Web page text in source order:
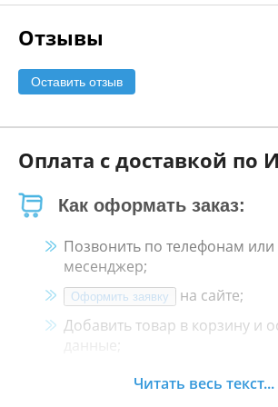
Отзывы
Оставить отзыв
Оплата с доставкой по
Как оформать заказ:
Позвонить по телефонам или
месенджер;
Оформить заявку
на сайте;
Добавить товар в корзину и
данные;
Менеджер свяжется с Вами в
Читать весь текст...